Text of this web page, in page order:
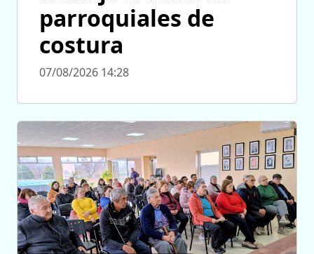
parroquiales de
costura
07/08/2026 14:28